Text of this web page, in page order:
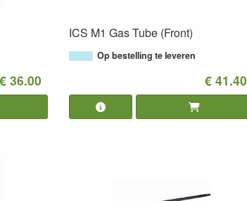
€ 36.00
ICS M1 Gas Tube (Front)
Op bestelling te leveren
€ 41.40